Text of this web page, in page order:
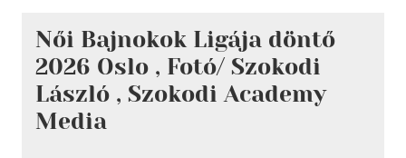
Női Bajnokok Ligája döntő
2026 Oslo , Fotó/ Szokodi
László , Szokodi Academy
Media